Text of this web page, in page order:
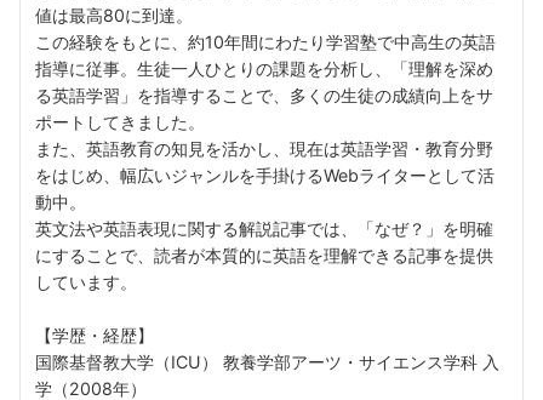
値は最高80に到達。
この経験をもとに、約10年間にわたり学習塾で中高生の英語
指導に従事。生徒一人ひとりの課題を分析し、「理解を深め
る英語学習」を指導することで、多くの生徒の成績向上をサ
ポートしてきました。
また、英語教育の知見を活かし、現在は英語学習・教育分野
をはじめ、幅広いジャンルを手掛けるWebライターとして活
動中。
英文法や英語表現に関する解説記事では、「なぜ？」を明確
にすることで、読者が本質的に英語を理解できる記事を提供
しています。
【学歴・経歴】
国際基督教大学（ICU） 教養学部アーツ・サイエンス学科 入
学（2008年）